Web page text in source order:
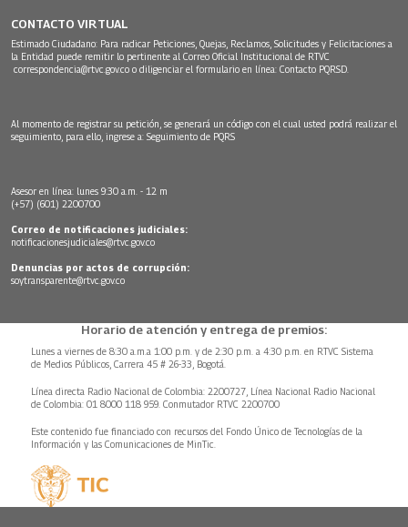
CONTACTO VIRTUAL
Estimado Ciudadano: Para radicar Peticiones, Quejas, Reclamos, Solicitudes y Felicitaciones a
la Entidad puede remitir lo pertinente al Correo Oficial Institucional de RTVC
correspondencia@rtvc.gov.co o diligenciar el formulario en línea: Contacto PQRSD.
Al momento de registrar su petición, se generará un código con el cual usted podrá realizar el
seguimiento, para ello, ingrese a: Seguimiento de PQRS
Asesor en línea: lunes 9:30 a.m. - 12 m
(+57) (601) 2200700
Correo de notificaciones judiciales:
notificacionesjudiciales@rtvc.gov.co
Denuncias por actos de corrupción:
soytransparente@rtvc.gov.co
Horario de atención y entrega de premios:
Lunes a viernes de 8:30 a.m.a 1:00 p.m. y de 2:30 p.m. a 4:30 p.m. en RTVC Sistema
de Medios Públicos, Carrera 45 # 26-33, Bogotá.
Línea directa Radio Nacional de Colombia: 2200727, Línea Nacional Radio Nacional
de Colombia: 01 8000 118 959. Conmutador RTVC 2200700
Este contenido fue financiado con recursos del Fondo Único de Tecnologías de la
Información y las Comunicaciones de MinTic.